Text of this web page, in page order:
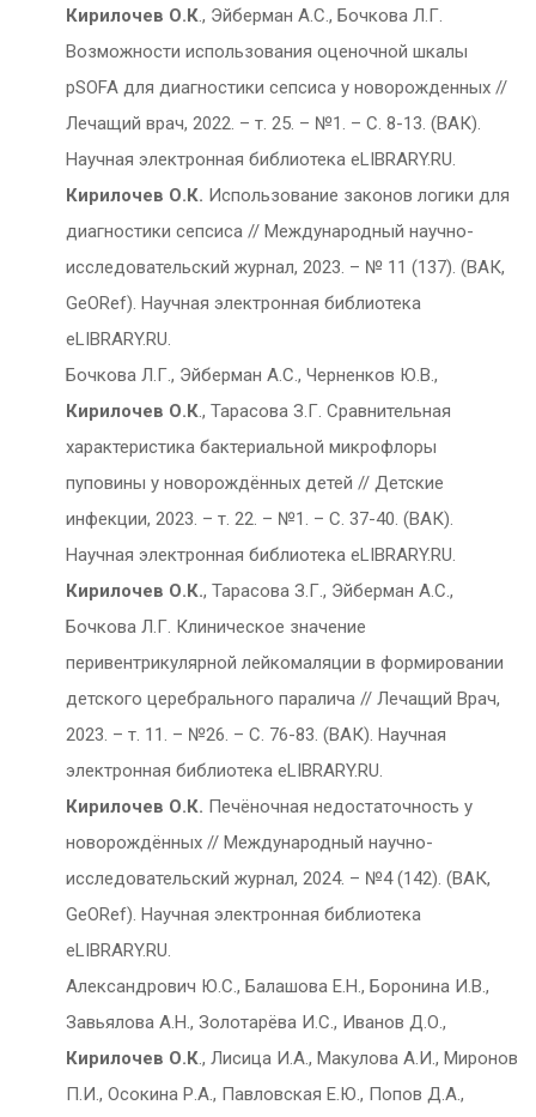
Кирилочев О.К ., Эйберман А.С., Бочкова Л.Г.
Возможности использования оценочной шкалы
pSOFA для диагностики сепсиса у новорожденных //
Лечащий врач, 2022. – т. 25. – №1. – С. 8-13. (ВАК).
Научная электронная библиотека eLIBRARY.RU.
Кирилочев О.К. Использование законов логики для
диагностики сепсиса // Международный научно-
исследовательский журнал, 2023. – № 11 (137). (ВАК,
GeORef). Научная электронная библиотека
eLIBRARY.RU.
Бочкова Л.Г., Эйберман А.С., Черненков Ю.В.,
Кирилочев О.К ., Тарасова З.Г. Сравнительная
характеристика бактериальной микрофлоры
пуповины у новорождённых детей // Детские
инфекции, 2023. – т. 22. – №1. – С. 37-40. (ВАК).
Научная электронная библиотека eLIBRARY.RU.
Кирилочев О.К., Тарасова З.Г., Эйберман А.С.,
Бочкова Л.Г. Клиническое значение
перивентрикулярной лейкомаляции в формировании
детского церебрального паралича // Лечащий Врач,
2023. – т. 11. – №26. – С. 76-83. (ВАК). Научная
электронная библиотека eLIBRARY.RU.
Кирилочев О.К. Печёночная недостаточность у
новорождённых // Международный научно-
исследовательский журнал, 2024. – №4 (142). (ВАК,
GeORef). Научная электронная библиотека
eLIBRARY.RU.
Александрович Ю.С., Балашова Е.Н., Боронина И.В.,
Завьялова А.Н., Золотарёва И.С., Иванов Д.О.,
Кирилочев О.К ., Лисица И.А., Макулова А.И., Миронов
П.И., Осокина Р.А., Павловская Е.Ю., Попов Д.А.,